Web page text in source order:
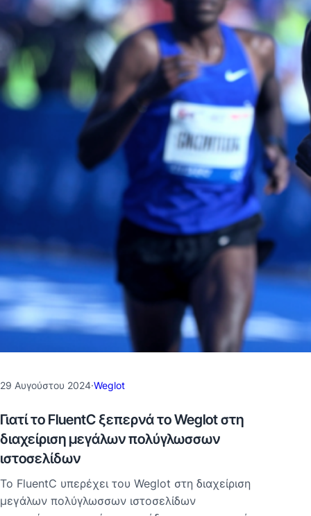
29 Αυγούστου 2024·Weglot
Γιατί το FluentC ξεπερνά το Weglot στη
διαχείριση μεγάλων πολύγλωσσων
ιστοσελίδων
Το FluentC υπερέχει του Weglot στη διαχείριση
μεγάλων πολύγλωσσων ιστοσελίδων